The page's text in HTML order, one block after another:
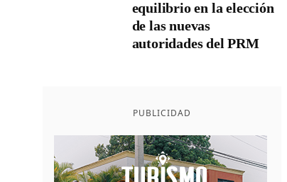
equilibrio en la elección
de las nuevas
autoridades del PRM
PUBLICIDAD